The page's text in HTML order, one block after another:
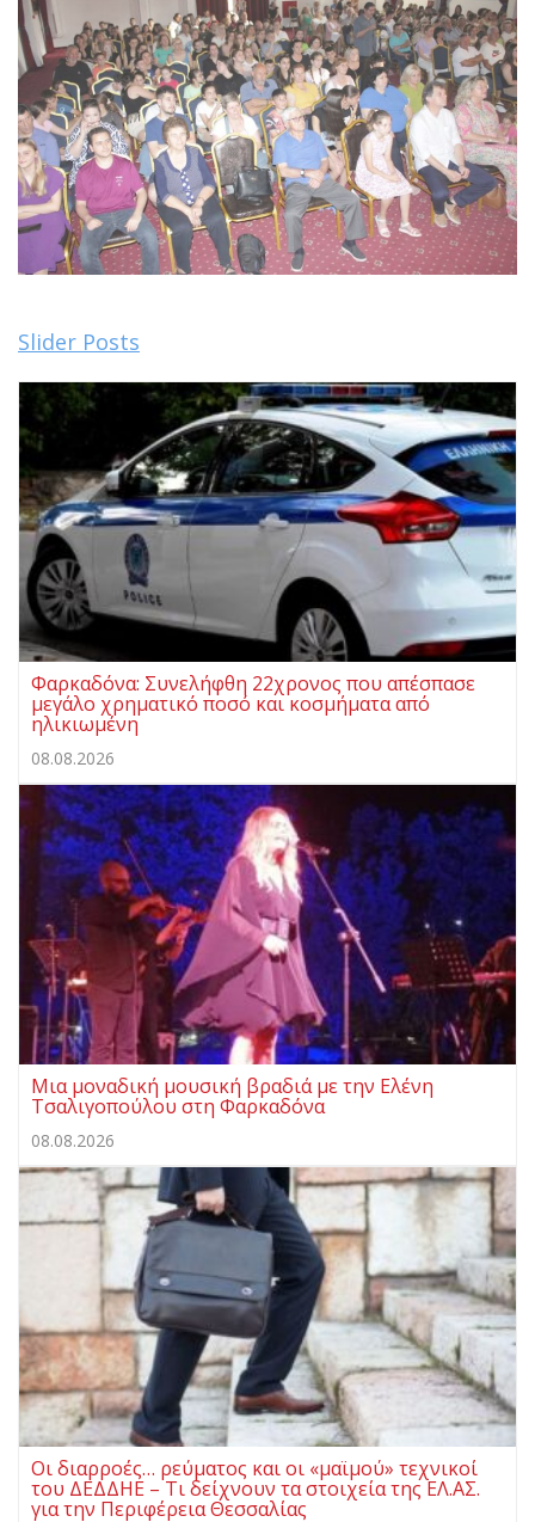
Slider Posts
Φαρκαδόνα: Συνελήφθη 22χρονος που απέσπασε
μεγάλο χρηματικό ποσό και κοσμήματα από
ηλικιωμένη
08.08.2026
Μια μοναδική μουσική βραδιά με την Ελένη
Τσαλιγοπούλου στη Φαρκαδόνα
08.08.2026
Οι διαρροές… ρεύματος και οι «μαϊμού» τεχνικοί
του ΔΕΔΔΗΕ – Τι δείχνουν τα στοιχεία της ΕΛ.ΑΣ.
για την Περιφέρεια Θεσσαλίας